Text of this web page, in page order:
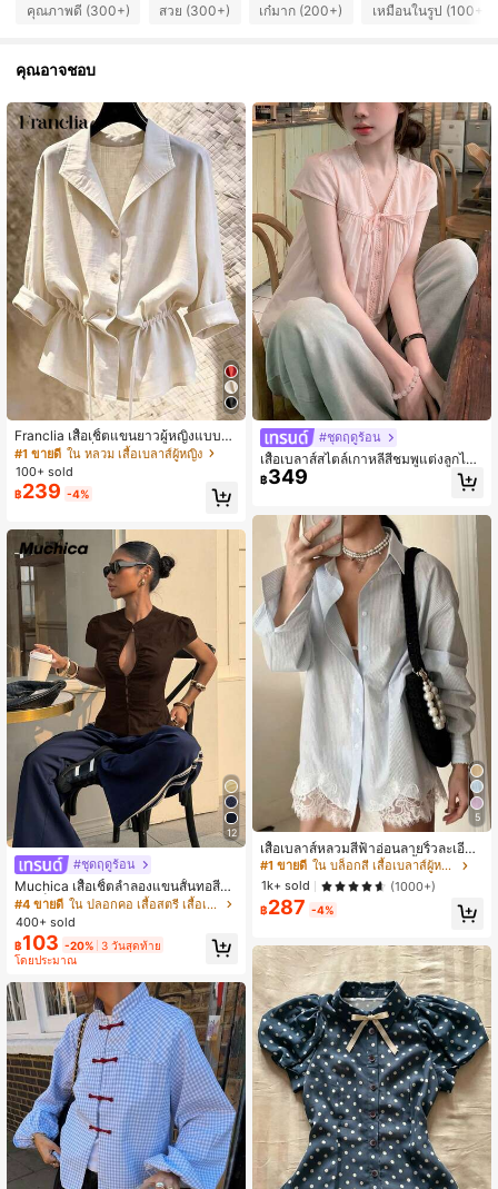
4.84 537 ผู้ติดตาม
4.84 537 ผู้ติดตาม
4.84 537 ผู้ติดตาม
4.84 537 ผู้ติดตาม
4.84 537 ผู้ติดตาม
4.84 537 ผู้ติดตาม
คุณภาพดี (300+) สวย (300+) เก๋มาก (200+) เหมือนในรูป (100+)
คุณอาจชอบ
Franclia เสื้อเชิ้ตแขนยาวผู้หญิงแบบห
ลวมทรงสลัชชี่ลำลอง มีเชือกรูด ช่วยพร
างหุ่น
#1 ขายดี ใน หลวม เสื้อเบลาส์ผู้หญิง
100+ sold
฿239 -4%
12
#ชุดฤดูร้อน
Muchica เสื้อเชิ้ตลำลองแขนสั้นทอสีน้ำ
ตาลช็อกโกแลตสำหรับผู้หญิง
#4 ขายดี
ใน ปลอกคอ เสื้อสตรี เสื้อเบลาส์ & Tee
400+ sold
฿103 -20% 3 วันสุดท้าย
โดยประมาณ
#ชุดฤดูร้อน
เสื้อเบลาส์สไตล์เกาหลีสีชมพูแต่งลูกไม้
สำหรับผู้หญิง ดีไซน์วัยรุ่นสำหรับฤดูร้อน
เสื้อแขนสั้นสำหรับใส่ไปทำงาน
฿349
5
เสื้อเบลาส์หลวมสีฟ้าอ่อนลายริ้วละเอียด
แต่งลูกไม้แบบแพตช์เวิร์ก ทิ้งตัว ระบาย
อากาศได้ สไตล์สบายๆ สำหรับใส่ไปทำ
งาน เดท และเที่ยวพักผ่อน ลุคแคชชวล
กลิ่นอายฝรั่งเศสเบาๆ สำหรับใส่ประจำวั
#1 ขายดี
ใน บล็อกสี เสื้อเบลาส์ผู้หญิง
1k+ sold
(1000+)
฿287 -4%